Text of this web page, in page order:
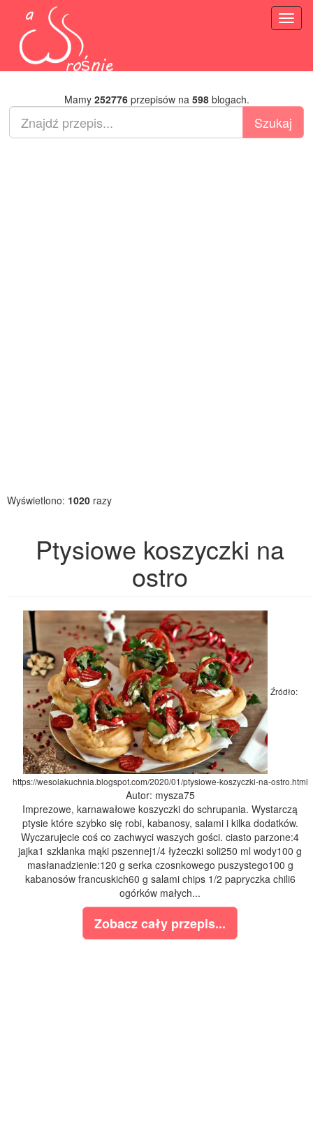
Mamy 252776przepisów na 598blogach.
Wyświetlono: 1020 razy
Ptysiowe koszyczki na
ostro
Źródło:
https://wesolakuchnia.blogspot.com/2020/01/ptysiowe-koszyczki-na-ostro.html
Autor: mysza75
Imprezowe, karnawałowe koszyczki do schrupania. Wystarczą
ptysie które szybko się robi, kabanosy, salami i kilka dodatków.
Wyczarujecie coś co zachwyci waszych gości. ciasto parzone:4
jajka1 szklanka mąki pszennej1/4 łyżeczki soli250 ml wody100 g
masłanadzienie:120 g serka czosnkowego puszystego100 g
kabanosów francuskich60 g salami chips 1/2 papryczka chili6
ogórków małych...
Zobacz cały przepis...